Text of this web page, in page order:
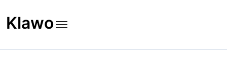
to
content
Klawo